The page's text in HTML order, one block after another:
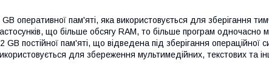
GB оперативної пам'яті, яка використовується для зберігання
що більше обсягу RAM, то більше програм
GB постійної пам'яті, що відведена під зберігання
для збереження мультимедійних, текстових та